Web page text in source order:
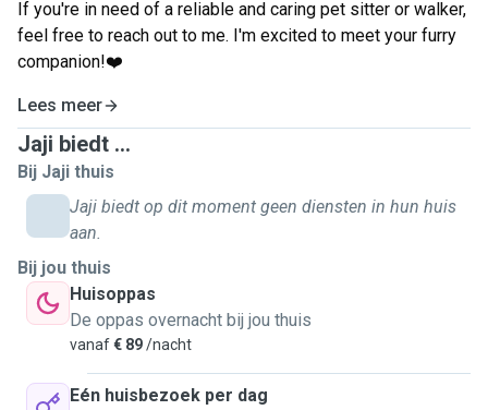
If you're in need of a reliable and caring pet sitter or walker,
feel free to reach out to me. I'm excited to meet your furry
companion!❤️
Lees meer
Jaji biedt ...
Bij Jaji thuis
Jaji biedt op dit moment geen diensten in hun huis
aan.
Bij jou thuis
Huisoppas
De oppas overnacht bij jou thuis
vanaf€ 89/nacht
Eén huisbezoek per dag